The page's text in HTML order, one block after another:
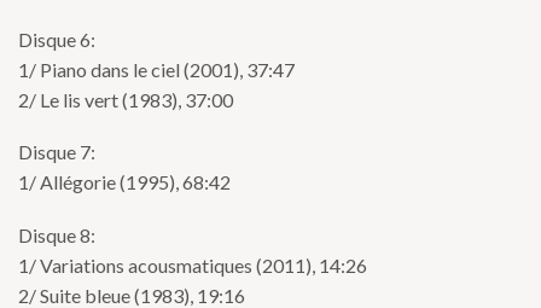
Disque 6:
1/ Piano dans le ciel (2001), 37:47
2/ Le lis vert (1983), 37:00
Disque 7:
1/ Allégorie (1995), 68:42
Disque 8:
1/ Variations acousmatiques (2011), 14:26
2/ Suite bleue (1983), 19:16